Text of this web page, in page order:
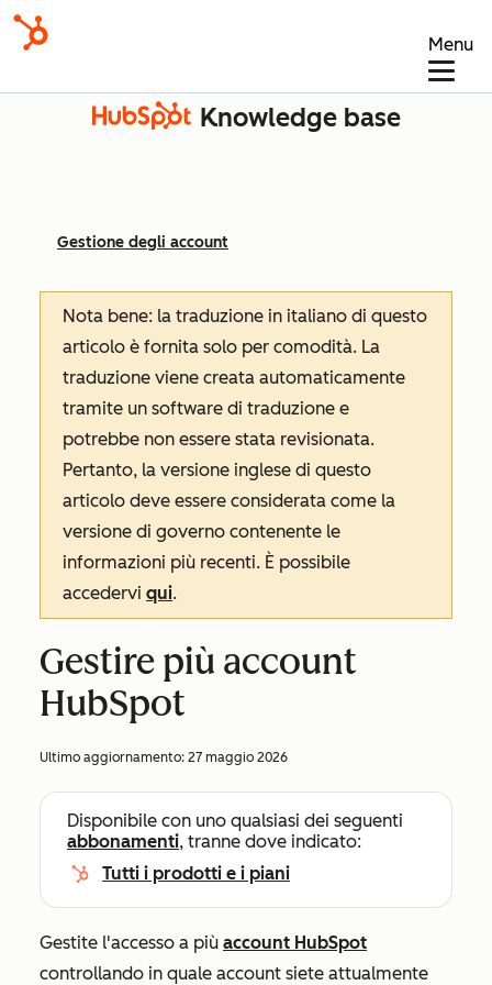
Menu
Knowledge base
Gestione degli account
Nota bene: la traduzione in italiano di questo
articolo è fornita solo per comodità. La
traduzione viene creata automaticamente
tramite un software di traduzione e
potrebbe non essere stata revisionata.
Pertanto, la versione inglese di questo
articolo deve essere considerata come la
versione di governo contenente le
informazioni più recenti. È possibile
accedervi qui.
Gestire più account
HubSpot
Ultimo aggiornamento: 27 maggio 2026
Disponibile con uno qualsiasi dei seguenti
abbonamenti, tranne dove indicato:
Tutti i prodotti e i piani
Gestite l'accesso a più account HubSpot
controllando in quale account siete attualmente